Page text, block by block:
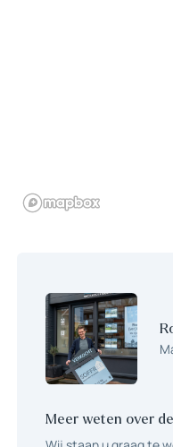
Ruime overloop welke
slaapkamer is voorzien
verwarmt. De moderne
en de technische ruimte.
een airco welke zowel
ruimte bevindt zich de
installatie, de unit van de
omvormer van de
oppervlakte van ca.
hele dag van de zon
Meer weten over